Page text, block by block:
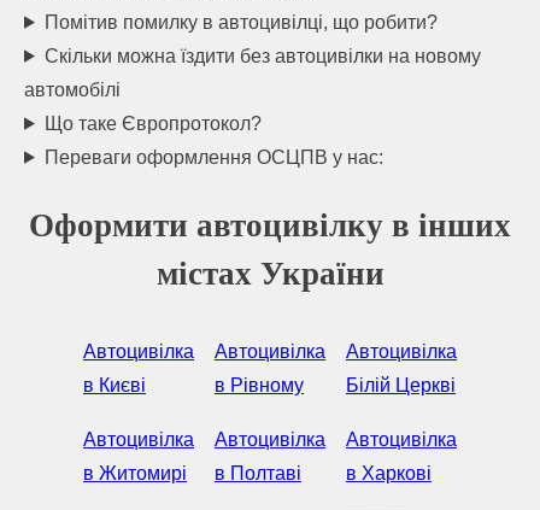
Помітив помилку в автоцивілці, що робити?
Скільки можна їздити без автоцивілки на новому
автомобілі
Що таке Європротокол?
Переваги оформлення ОСЦПВ у нас:
Оформити автоцивілку в інших
містах України
Автоцивілка
в Києві
Автоцивілка
в Рівному
Автоцивілка
Білій Церкві
Автоцивілка
в Житомирі
Автоцивілка
в Полтаві
Автоцивілка
в Харкові